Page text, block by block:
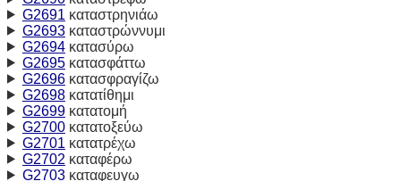
G2691 καταστρηνιάω
G2693καταστρώννυμι
G2694κατασύρω
G2695κατασφάττω
G2696κατασφραγίζω
G2698κατατίθημι
G2699κατατομή
G2700κατατοξεύω
G2701 κατατρέχω
G2702 καταφέρω
G2703καταφευγω